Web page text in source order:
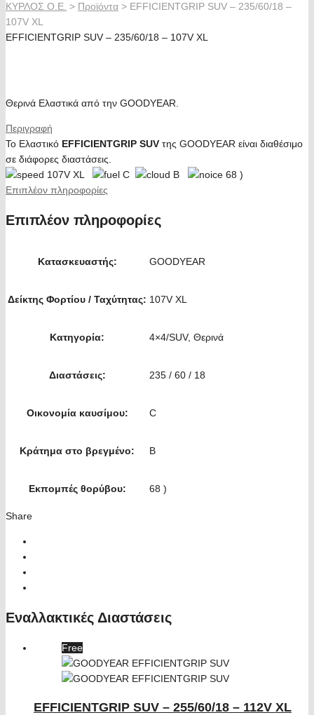
ΚΥΡΛΟΣ Ο.Ε. > Προϊόντα > EFFICIENTGRIP SUV – 235/60/18 –
107V XL
EFFICIENTGRIP SUV – 235/60/18 – 107V XL
Θερινά Ελαστικά από την GOODYEAR.
Περιγραφή
Το Ελαστικό EFFICIENTGRIP SUV της GOODYEAR είναι διαθέσιμο
σε διάφορες διαστάσεις.
107V XL
C B
68 )
Επιπλέον πληροφορίες
Επιπλέον πληροφορίες
Κατασκευαστής: GOODYEAR
Δείκτης Φορτίου / Ταχύτητας: 107V XL
Κατηγορία: 4×4/SUV, Θερινά
Διαστάσεις: 235 / 60 / 18
Οικονομία καυσίμου: C
Κράτημα στο βρεγμένο: B
Εκπομπές θορύβου: 68 )
Share
Εναλλακτικές Διαστάσεις
Free
EFFICIENTGRIP SUV – 255/60/18 – 112V XL